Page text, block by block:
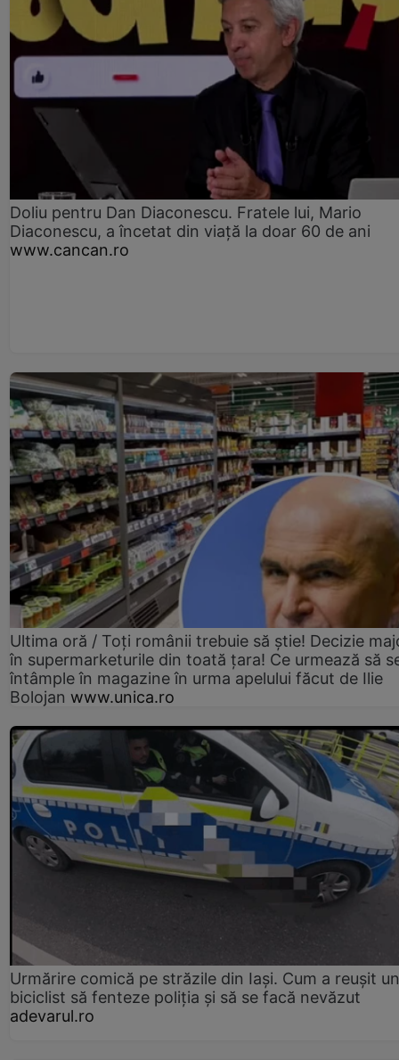
Doliu pentru Dan Diaconescu. Fratele lui, Mario
Diaconescu, a încetat din viață la doar 60 de ani
www.cancan.ro
Ultima oră / Toți românii trebuie să știe! Decizie
în supermarketurile din toată țara! Ce urmează să
întâmple în magazine în urma apelului făcut de Ilie
Bolojan www.unica.ro
Urmărire comică pe străzile din Iași. Cum a reușit un
biciclist să fenteze poliția și să se facă nevăzut
adevarul.ro